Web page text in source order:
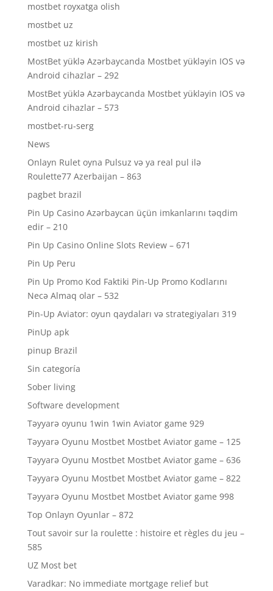
mostbet royxatga olish
mostbet uz
mostbet uz kirish
MostBet yüklə Azərbaycanda Mostbet yükləyin IOS və
Android cihazlar – 292
MostBet yüklə Azərbaycanda Mostbet yükləyin IOS və
Android cihazlar – 573
mostbet-ru-serg
News
Onlayn Rulet oyna Pulsuz və ya real pul ilə
Roulette77 Azerbaijan – 863
pagbet brazil
Pin Up Casino Azərbaycan üçün imkanlarını təqdim
edir – 210
Pin Up Casino Online Slots Review – 671
Pin Up Peru
Pin Up Promo Kod Faktiki Pin-Up Promo Kodlarını
Necə Almaq olar – 532
Pin-Up Aviator: oyun qaydaları və strategiyaları 319
PinUp apk
pinup Brazil
Sin categoría
Sober living
Software development
Təyyarə oyunu 1win 1win Aviator game 929
Təyyarə Oyunu Mostbet Mostbet Aviator game – 125
Təyyarə Oyunu Mostbet Mostbet Aviator game – 636
Təyyarə Oyunu Mostbet Mostbet Aviator game – 822
Təyyarə Oyunu Mostbet Mostbet Aviator game 998
Top Onlayn Oyunlar – 872
Tout savoir sur la roulette : histoire et règles du jeu –
585
UZ Most bet
Varadkar: No immediate mortgage relief but